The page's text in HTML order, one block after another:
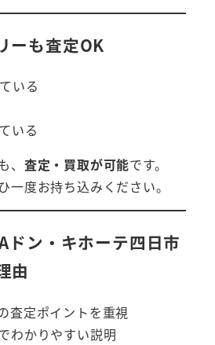
ーも査定OK
いる
いる
査定・買取が可能です。
一度お持ち込みください。
ドン・キホーテ四日市
由
査定ポイントを重視
わかりやすい説明